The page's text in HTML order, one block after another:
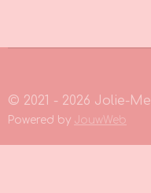
© 2021 - 2026 Jolie-Me
Powered by JouwWeb